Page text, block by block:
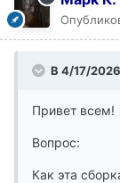
В 4/17/
Привет всем!
Вопрос:
Как эта